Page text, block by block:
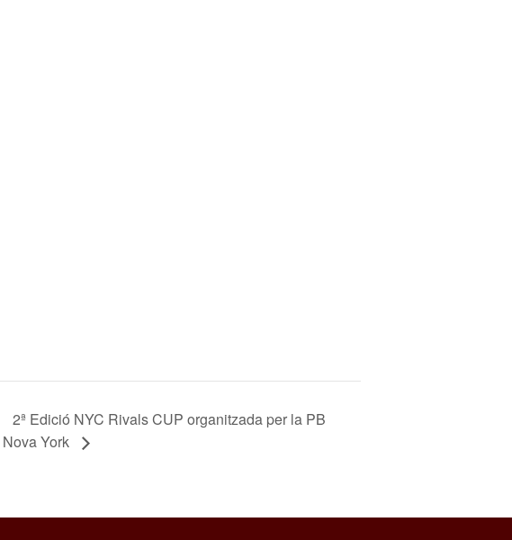
2ª Edició NYC Rivals CUP organitzada per la PB
Nova York